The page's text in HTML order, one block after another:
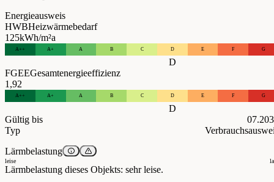
Energieausweis
HWBHeizwärmebedarf
125kWh/m²a
A++ A+ A B C D E F G
D
FGEEGesamtenergieeffizienz
1,92
A++ A+ A B C D E F G
D
Gültig bis
Typ
Lärmbelastung
leise
Lärmbelastung dieses Objekts: sehr leise.